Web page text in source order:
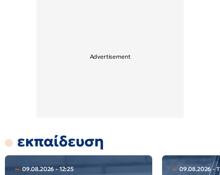
εκπαίδευση
09.08.2026 - 12:25 09.08.2026 -